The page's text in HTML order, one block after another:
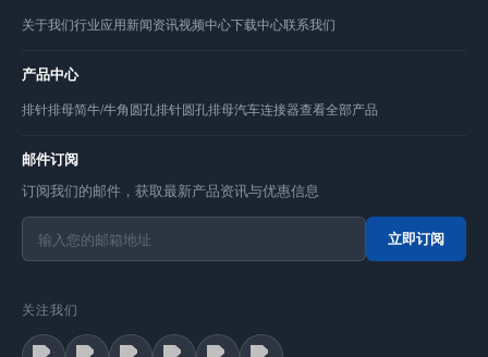
关于我们行业应用新闻资讯视频中心下载中心联系我们
产品中心
排针排母简牛/牛角圆孔排针圆孔排母汽车连接器查看全部产品
邮件订阅
订阅我们的邮件，获取最新产品资讯与优惠信息
立即订阅
关注我们